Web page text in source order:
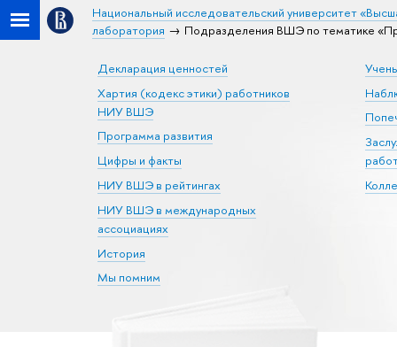
Национальный исследовательский университет
лаборатория
Подразделения ВШЭ по тематике
Декларация ценностей
Хартия (кодекс этики) работников
НИУ ВШЭ
Программа развития
Цифры и факты
НИУ ВШЭ в рейтингах
НИУ ВШЭ в международных
ассоциациях
История
Мы помним